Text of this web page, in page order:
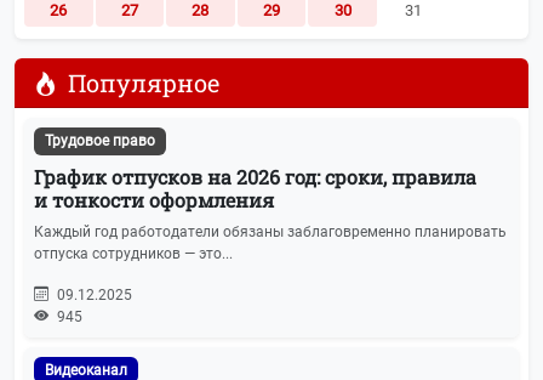
26
27 28 29 30 31
Популярное
Трудовое право
График отпусков на 2026 год: сроки, правила
и тонкости оформления
Каждый год работодатели обязаны заблаговременно планировать
отпуска сотрудников — это...
09.12.2025
945
Видеоканал